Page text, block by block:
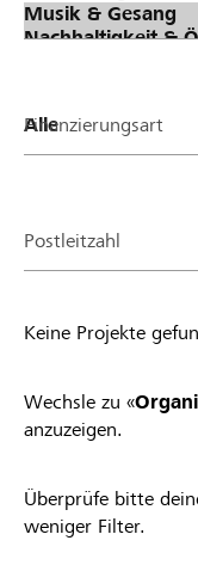
Finanzierungsart
Postleitzahl
Keine Projekte
Wechsle zu «
anzuzeigen.
Überprüfe bitte
weniger Filter.